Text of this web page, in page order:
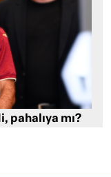
pahalıya mı?